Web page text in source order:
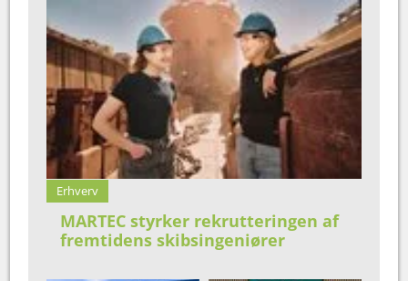
Erhverv
MARTEC styrker rekrutteringen af
fremtidens skibsingeniører